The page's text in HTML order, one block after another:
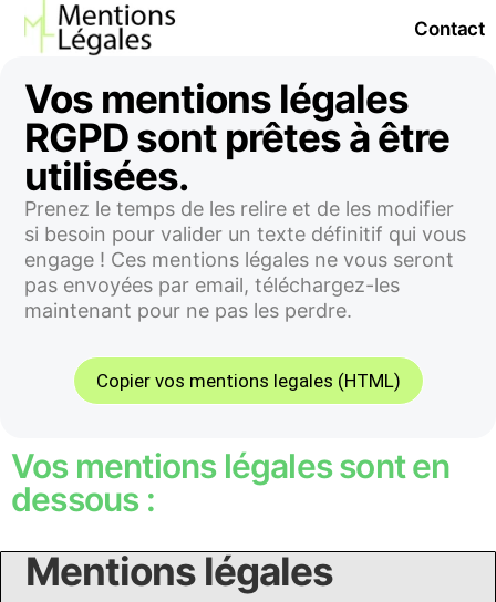
Contact
Vos mentions légales
RGPD sont prêtes à être
utilisées.
Prenez le temps de les relire et de les modifier
si besoin pour valider un texte définitif qui vous
engage ! Ces mentions légales ne vous seront
pas envoyées par email, téléchargez-les
maintenant pour ne pas les perdre.
Copier vos mentions legales (HTML)
Vos mentions légales sont en
dessous :
Mentions légales